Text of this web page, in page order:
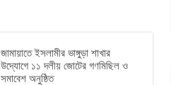
জামায়াতে ইসলামীর ভাঙ্গুড়া শাখার
উদ্যোগে ১১ দলীয় জোটের গণমিছিল ও
সমাবেশ অনুষ্ঠিত